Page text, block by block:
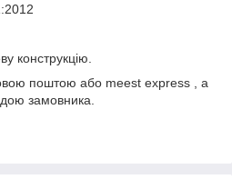
конструкцію.
поштою або meest express , а
замовника.